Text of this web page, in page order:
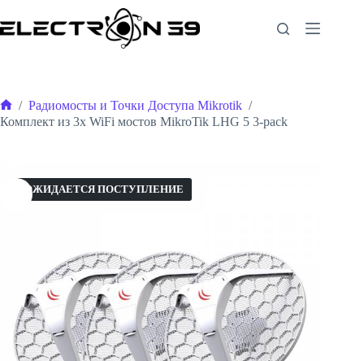
к
сути
Главная
/ Радиомосты и Точки Доступа Mikrotik /
Комплект из 3х WiFi мостов MikroTik LHG 5 3-pack
ОЖИДАЕТСЯ ПОСТУПЛЕНИЕ